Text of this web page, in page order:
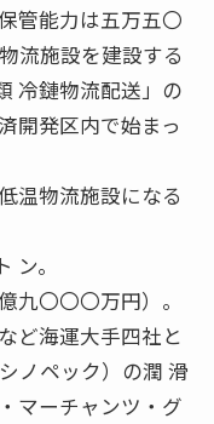
管能力は五万五〇
流施設を建設する
冷鏈物流配送」の
開発区内で始まっ
温物流施設になる
。
九〇〇〇万円）。
ど海運大手四社と
ノペック）の潤 滑
マーチャンツ・グ